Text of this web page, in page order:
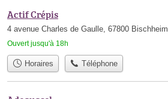
Actif Crépis
4 avenue Charles de Gaulle, 67800 Bischheim
Ouvert jusqu'à 18h
Horaires Téléphone